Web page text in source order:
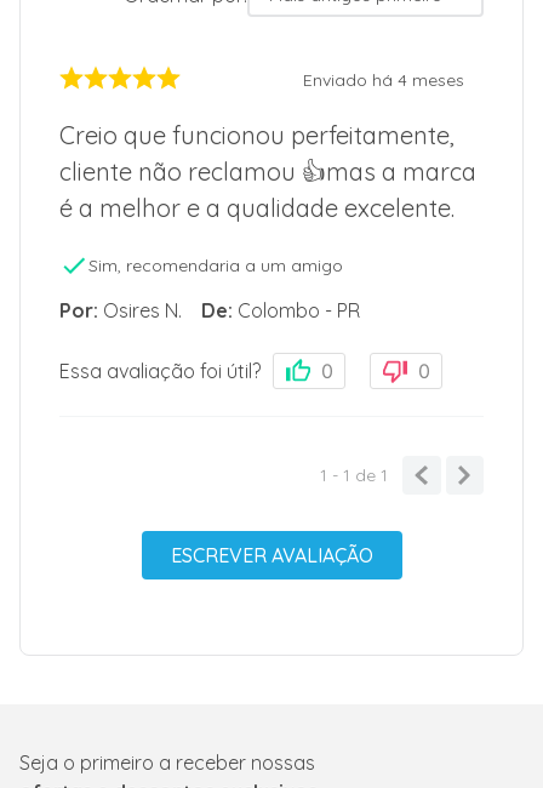
Enviado há 4 meses
Creio que funcionou perfeitamente,
cliente não reclamou 👍mas a marca
é a melhor e a qualidade excelente.
Sim, recomendaria a um amigo
Por: Osires N. De: Colombo - PR
Essa avaliação foi útil? 0 0
1 - 1 de 1
ESCREVER AVALIAÇÃO
Seja o primeiro a receber nossas